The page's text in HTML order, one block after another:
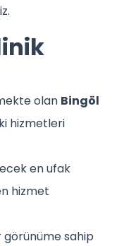
olan Bingöl
hizmetleri
en ufak
hizmet
görünüme sahip